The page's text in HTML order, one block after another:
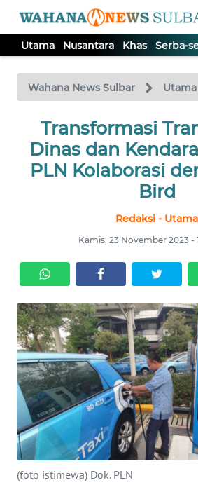
Utama Nusantara Khas Serba-
Wahana News Sulbar Utama
Transformasi
Dinas dan
PLN Kolaborasi
Bird
Redaksi - Utama
Kamis, 23 November 2023 -
(foto istimewa) Dok. PLN
TV
Tutup
UTAMA
NUSANTARA
SERBI
Informasi
INDEKS
BERITA
KONTAK
KAMI
INFO
IKLAN